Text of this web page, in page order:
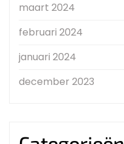
maart 2024
februari 2024
januari 2024
december 2023